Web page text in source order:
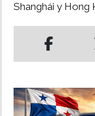
Shanghái y Hong